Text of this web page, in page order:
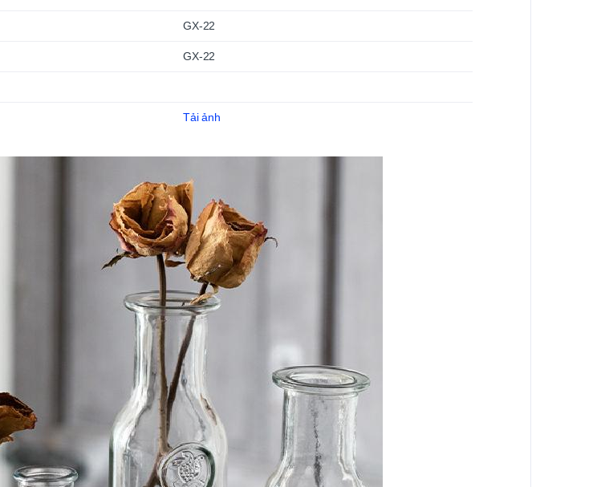
GX-22
GX-22
Tải ảnh